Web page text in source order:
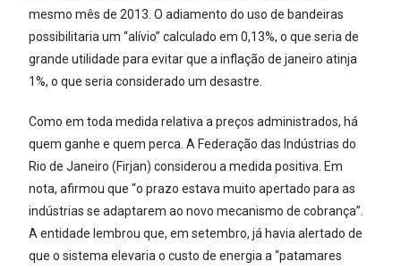
mesmo mês de 2013. O adiamento do uso de bandeiras
possibilitaria um “alívio” calculado em 0,13%, o que seria de
grande utilidade para evitar que a inflação de janeiro atinja
1%, o que seria considerado um desastre.
Como em toda medida relativa a preços administrados, há
quem ganhe e quem perca. A Federação das Indústrias do
Rio de Janeiro (Firjan) considerou a medida positiva. Em
nota, afirmou que “o prazo estava muito apertado para as
indústrias se adaptarem ao novo mecanismo de cobrança”.
A entidade lembrou que, em setembro, já havia alertado de
que o sistema elevaria o custo de energia a “patamares